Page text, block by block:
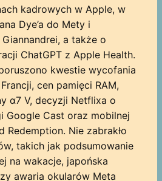
kadrowych w Apple, w
Dye’a do Mety i
a także o
ChatGPT z Apple Health.
kwestie wycofania
cen pamięci RAM,
α7 V, decyzji Netflixa o
Google Cast oraz mobilnej
Redemption. Nie zabrakło
takich jak podsumowanie
na wakacje, japońska
awaria okularów Meta